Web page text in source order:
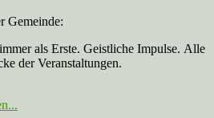
Gemeinde:
als Erste. Geistliche Impulse. Alle
der Veranstaltungen.